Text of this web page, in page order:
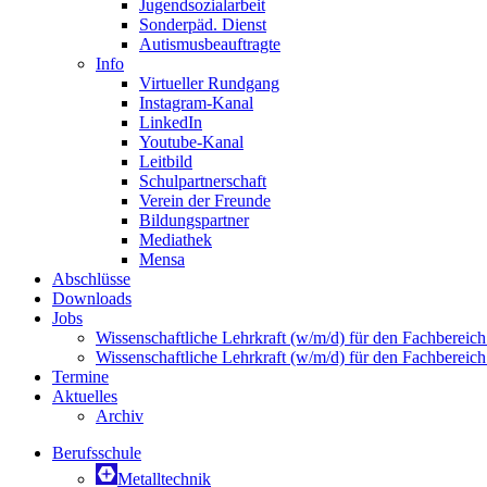
Jugendsozialarbeit
Sonderpäd. Dienst
Autismusbeauftragte
Info
Virtueller Rundgang
Instagram-Kanal
LinkedIn
Youtube-Kanal
Leitbild
Schulpartnerschaft
Verein der Freunde
Bildungspartner
Mediathek
Mensa
Abschlüsse
Downloads
Jobs
Wissenschaftliche Lehrkraft (w/m/d) für den
Wissenschaftliche Lehrkraft (w/m/d) für den
Termine
Aktuelles
Archiv
Berufsschule
Metalltechnik